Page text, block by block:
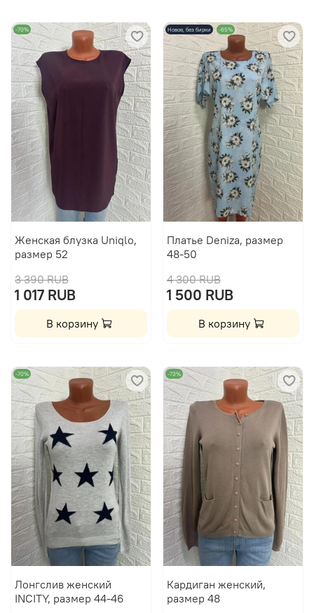
-70%
Женская блузка Uniqlo,
размер 52
3 390 RUB
1 017 RUB
В корзину
Новое, без бирки -65%
Платье Deniza, размер
48-50
4 300 RUB
1 500 RUB
В корзину
-70%
Лонгслив женский
INCITY, размер 44-46
-73%
Кардиган женский,
размер 48